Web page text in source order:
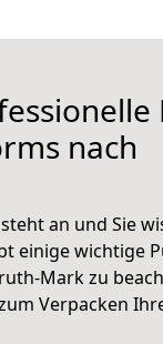
nach
an und Sie
einige wichtige
Mark zu
Verpacken